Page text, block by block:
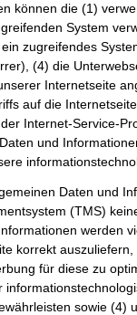
können die (1)
System
zugreifendes
(4) die
Internetseite
auf die
Internet-Service-
und
Daten und
(TMS)
werden
korrekt
für diese zu
sowie (4)